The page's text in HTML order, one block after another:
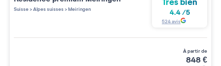
Suisse>Alpes suisses>Meiringen 4.4/5
524avis
à partir de
848€